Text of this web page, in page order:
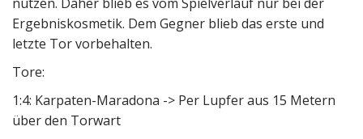
Ergebniskosmetik. Dem Gegner blieb das erste und
letzte Tor vorbehalten.
Tore:
1:4: Karpaten-Maradona -> Per Lupfer aus 15 Metern
über den Torwart